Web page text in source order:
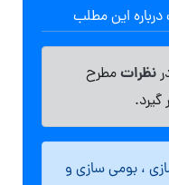
این مطلب
نظراتمطرح
گیرد.
، بومی سازی و